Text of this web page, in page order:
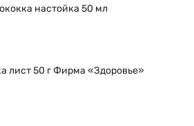
настойка 50 мл
лист 50 г Фирма «Здоровье»